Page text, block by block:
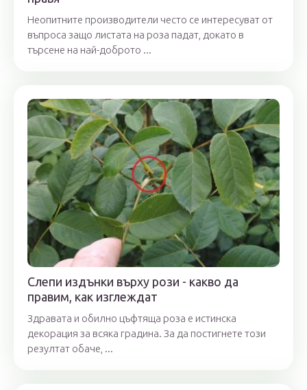
Неопитните производители често се интересуват от
въпроса защо листата на роза падат, докато в
търсене на най-доброто ...
Слепи издънки върху рози - какво да
правим, как изглеждат
Здравата и обилно цъфтяща роза е истинска
декорация за всяка градина. За да постигнете този
резултат обаче, ...